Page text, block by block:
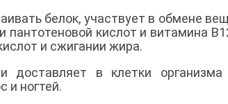
белок, участвует в обмене
пантотеновой кислот и витамина
и сжигании жира.
и доставляет в клетки
и ногтей.